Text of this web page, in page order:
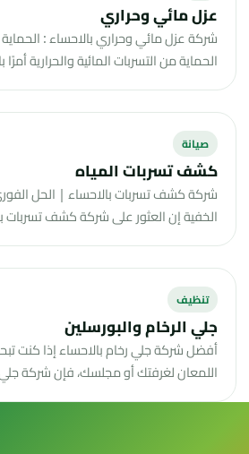
عزل مائي وحراري
شركة عزل مائي وحراري بالاحساء : الحماية
الحماية من التسربات المائية والحرارية
صيانة
كشف تسربات المياه
شركة كشف تسربات بالاحساء | الحل
الخفية إن العثور على شركة كشف تسربات
تنظيف
جلي الرخام والبورسلين
أفضل شركة جلي رخام بالاحساء إذا كنت
اللمعان لغرفتك أو مجلسك، فإن شركة